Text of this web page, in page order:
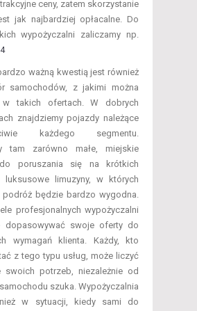
ceny, zatem skorzystanie
jak najbardziej opłacalne. Do
wypożyczalni zaliczamy np.
ważną kwestią jest również
samochodów, z jakimi można
takich ofertach. W dobrych
znajdziemy pojazdy należące
każdego segmentu.
tam zarówno małe, miejskie
poruszania się na krótkich
limuzyny, w których
podróż będzie bardzo wygodna.
profesjonalnych wypożyczalni
dopasowywać swoje oferty do
wymagań klienta. Każdy, kto
z tego typu usług, może liczyć
swoich potrzeb, niezależnie od
szuka. Wypożyczalnia
w sytuacji, kiedy sami do